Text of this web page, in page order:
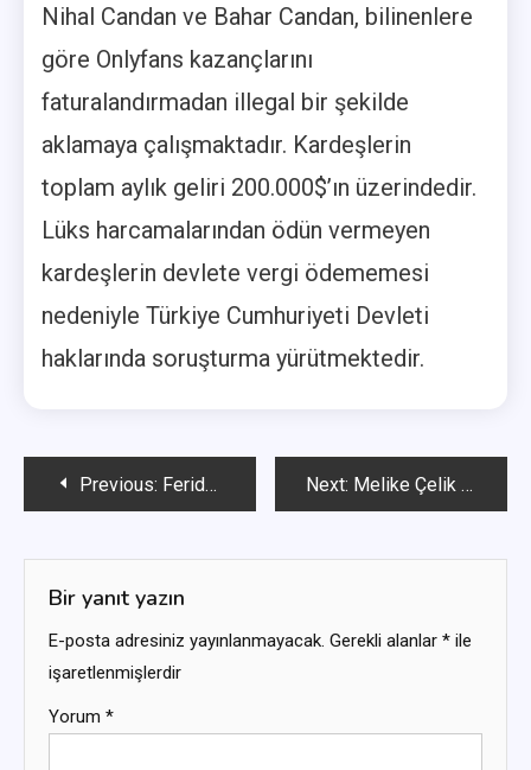
Nihal Candan ve Bahar Candan, bilinenlere
göre Onlyfans kazançlarını
faturalandırmadan illegal bir şekilde
aklamaya çalışmaktadır. Kardeşlerin
toplam aylık geliri 200.000$’ın üzerindedir.
Lüks harcamalarından ödün vermeyen
kardeşlerin devlete vergi ödememesi
nedeniyle Türkiye Cumhuriyeti Devleti
haklarında soruşturma yürütmektedir.
YazıPrevious: Feride Özdinç İfşa Next: Melike Çelik İfşa
Bir yanıt yazın
E-posta adresiniz yayınlanmayacak. Gerekli alanlar * ile
işaretlenmişlerdir
Yorum *